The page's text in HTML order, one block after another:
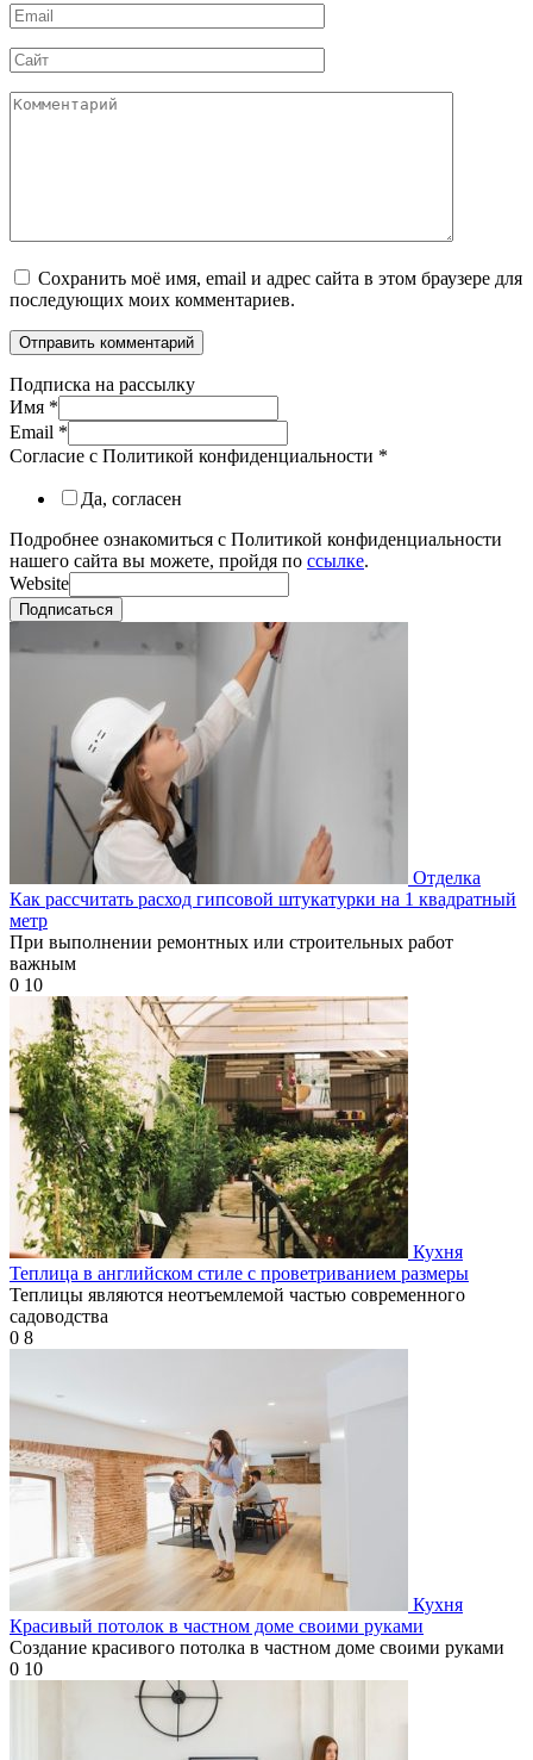
Email
*
Сайт
Комментарий
Сохранить моё имя, email и адрес сайта в этом браузере для
последующих моих комментариев.
Подписка на рассылку
Имя *
Email *
Согласие с Политикой конфиденциальности *
Да, согласен
Подробнее ознакомиться с Политикой конфиденциальности
нашего сайта вы можете, пройдя по ссылке.
Website
Подписаться
Отделка
Как рассчитать расход гипсовой штукатурки на 1 квадратный
метр
При выполнении ремонтных или строительных работ
важным
0 10
Кухня
Теплица в английском стиле с проветриванием размеры
Теплицы являются неотъемлемой частью современного
садоводства
0 8
Кухня
Красивый потолок в частном доме своими руками
Создание красивого потолка в частном доме своими руками
0 10